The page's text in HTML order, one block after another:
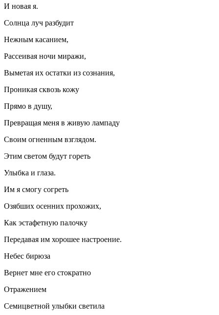
И новая я.
Солнца луч разбудит
Нежным касанием,
Рассеивая ночи миражи,
Выметая их остатки из сознания,
Проникая сквозь кожу
Прямо в душу,
Превращая меня в живую лампаду
Своим огненным взглядом.
Этим светом будут гореть
Улыбка и глаза.
Им я смогу согреть
Озябших осенних прохожих,
Как эстафетную палочку
Передавая им хорошее настроение.
Небес бирюза
Вернет мне его стократно
Отражением
Семицветной улыбки светила